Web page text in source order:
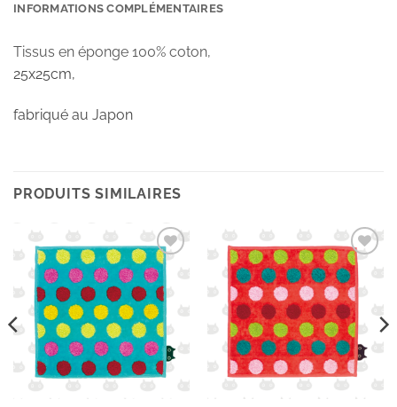
INFORMATIONS COMPLÉMENTAIRES
Tissus en éponge 100% coton,
25x25cm,
fabriqué au Japon
PRODUITS SIMILAIRES
Ajouter
à la
wishlist
Ajouter
à la
wishlist